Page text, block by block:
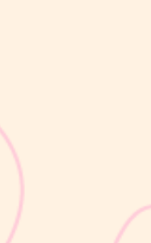
kulit bayi baru lahir sering
Tidak jarang lapisan ini
persalinan yang harus